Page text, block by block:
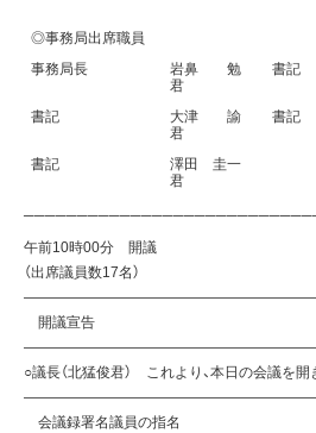
◎事務局出席職員
事務局長
岩鼻 勉
君
書記
書記
大津 諭
君
書記
書記
澤田 圭一
君
午前10時00分 開議
（出席議員数17名）
開議宣告
○議長（北猛俊君） これより、本日の会議を開
会議録署名議員の指名